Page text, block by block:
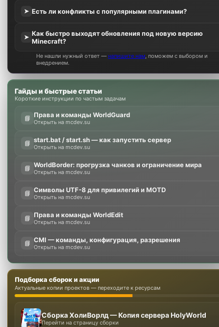
➤ Есть ли конфликты с популярными плагинами?
➤ Как быстро выходят обновления под новую версию
Minecraft?
Не нашли нужный ответ —напишите нам , поможем с выбором и
внедрением.
Гайды и быстрые статьи
Короткие инструкции по частым задачам
📘 Права и команды WorldGuard
Открыть на mcdev.su
📘 start.bat / start.sh — как запустить сервер
Открыть на mcdev.su
📘 WorldBorder: прогрузка чанков и ограничение мира
Открыть на mcdev.su
📘 Символы UTF-8 для привилегий и MOTD
Открыть на mcdev.su
📘 Права и команды WorldEdit
Открыть на mcdev.su
📘 CMI — команды, конфигурация, разрешения
Открыть на mcdev.su
Подборка сборок и акции
Актуальные копии проектов — переходите к ресурсам
Сборка ХолиВорлд — Копия сервера HolyWorld
Перейти на страницу сборки